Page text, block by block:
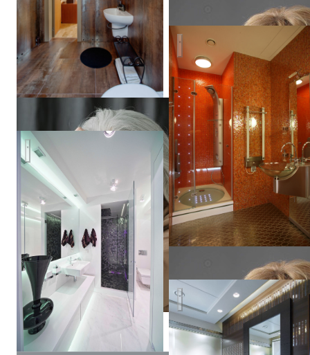
Валентина
Савескул
Интерьер квартиры в ЖК
Апартаменты в Иркутске
бильярдная на Никитском